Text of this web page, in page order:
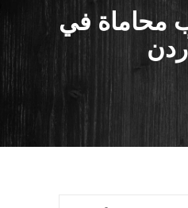
محاماة في